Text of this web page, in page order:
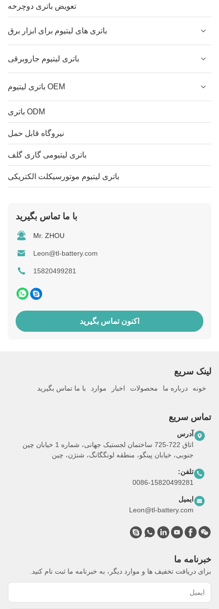
تعویض باتری دوچرخه
باتری های لیتیوم برای ابزار برق
باتری لیتیوم جاروبرقی
باتری لیتیوم OEM
باتری ODM
نیروگاه قابل حمل
باتری لیتیومی گاری گلف
باتری لیتیوم موتورسیکلت الکتریکی
با ما تماس بگیرید
Mr. ZHOU
Leon@tl-battery.com
15820499281
اکنون تماس بگیرید
لینک سریع
خونه درباره ما محصولات اخبار موارد با ما تماس بگیرید
تماس سریع
آدرس
اتاق 722-725 ساختمان لجستیک جهانی، شماره 1 خیابان چین
جنوبی، خیابان پینگو، منطقه لونگگانگ، شنژن، چین
تلفن:
0086-15820499281
ایمیل
Leon@tl-battery.com
خبرنامه ما
برای دریافت تخفیف ها و موارد دیگر، به خبرنامه ما ثبت نام کنید.